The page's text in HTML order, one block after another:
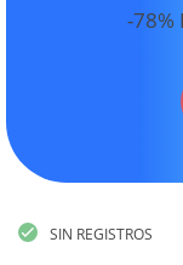
-78%
SIN REGISTROS